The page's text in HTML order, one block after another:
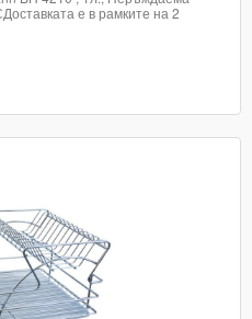
е в рамките на 2